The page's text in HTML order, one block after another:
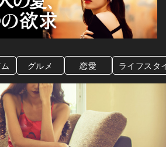
グルメ 恋愛 ライフスタ